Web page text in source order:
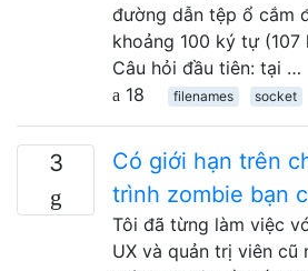
đường dẫn tệp ổ cắm
khoảng 100 ký tự
Câu hỏi đầu tiên: tại …
18
filenames socket
3
Có giới hạn trên
trình zombie bạn
Tôi đã từng làm việc
UX và quản trị viên